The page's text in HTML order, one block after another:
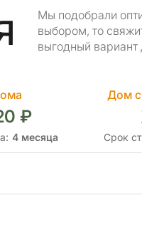
Мы подобрали
выбором, то
выгодный вариант
₽
4 месяца
Дом с
Срок